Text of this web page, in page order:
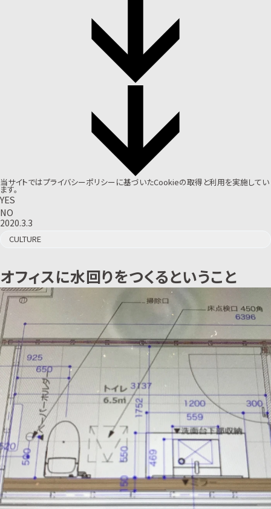
当サイトではプライバシーポリシーに基づいたCookieの取得と利用を実施してい
ます。
YES
NO
2020.3.3
CULTURE
オフィスに水回りをつくるということ